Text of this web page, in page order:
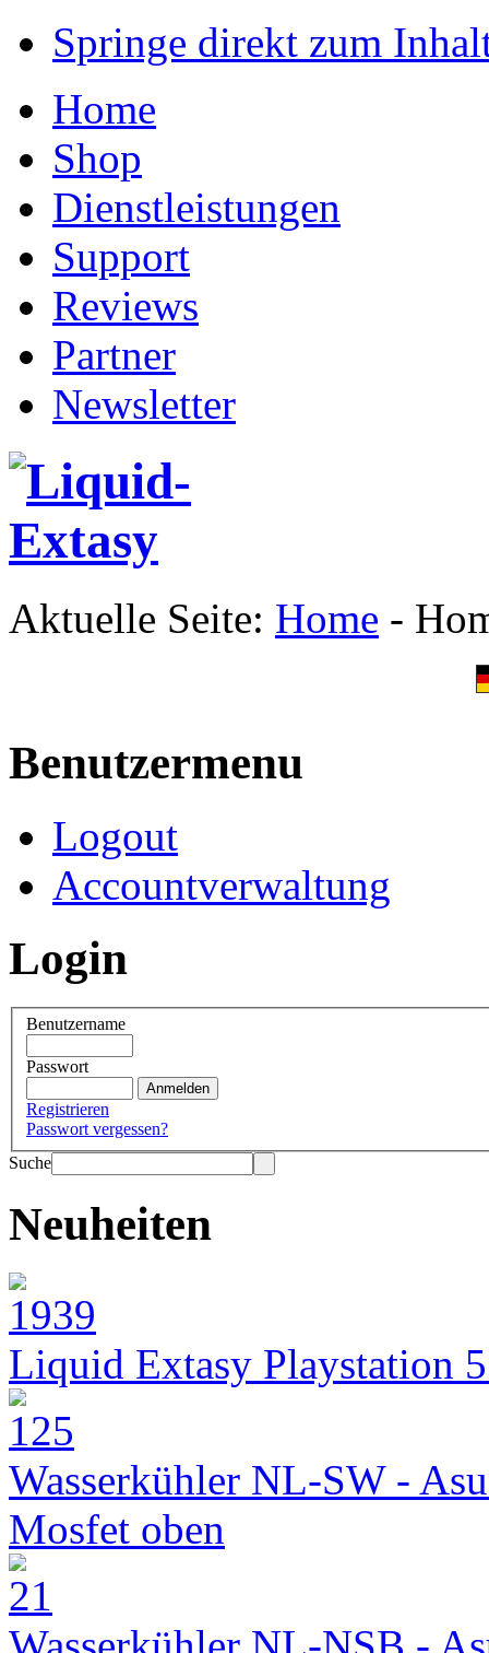
Springe direkt zum
Home
Shop
Dienstleistungen
Support
Reviews
Partner
Newsletter
Aktuelle Seite: Home -
Benutzermenu
Logout
Accountverwaltung
Login
Benutzername
Passwort
Registrieren
Passwort vergessen?
Suche
Neuheiten
Liquid Extasy Playstation
Wasserkühler NL-SW -
Mosfet oben